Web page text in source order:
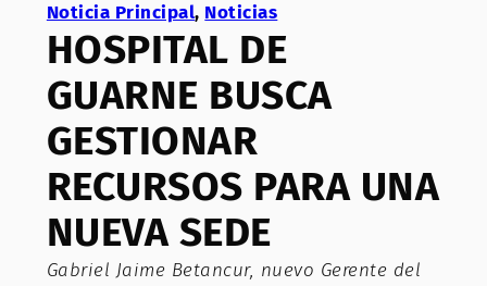
Noticia Principal, Noticias
HOSPITAL DE
GUARNE BUSCA
GESTIONAR
RECURSOS PARA UNA
NUEVA SEDE
Gabriel Jaime Betancur, nuevo Gerente del